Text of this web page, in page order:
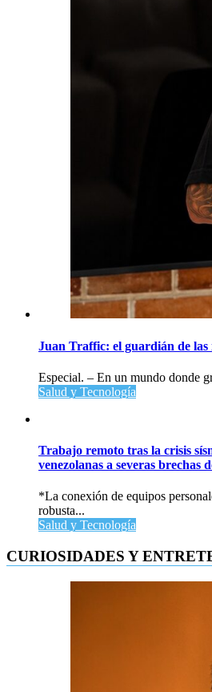
Juan Traffic: el guardián de las
Especial. – En un mundo donde
Salud y Tecnología
Trabajo remoto tras la crisis
venezolanas a severas brechas
*La conexión de equipos
robusta...
Salud y Tecnología
CURIOSIDADES Y